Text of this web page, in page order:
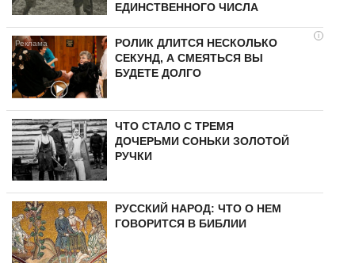
ЕДИНСТВЕННОГО ЧИСЛА
i
РОЛИК ДЛИТСЯ НЕСКОЛЬКО
СЕКУНД, А СМЕЯТЬСЯ ВЫ
БУДЕТЕ ДОЛГО
ЧТО СТАЛО С ТРЕМЯ
ДОЧЕРЬМИ СОНЬКИ ЗОЛОТОЙ
РУЧКИ
РУССКИЙ НАРОД: ЧТО О НЕМ
ГОВОРИТСЯ В БИБЛИИ